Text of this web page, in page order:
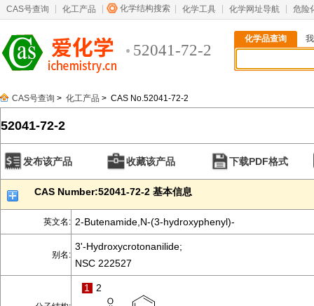
CAS号查询 化工产品 化学结构搜索 化学工具 化学网址导航 危险
52041-72-2
化学品查询
CAS号查询 > 化工产品 > CAS No.52041-72-2
52041-72-2
发布该产品 收藏该产品 下载PDF格式
CAS Number:52041-72-2 基本信息
英文名: 2-Butenamide,N-(3-hydroxyphenyl)-
别名:
3'-Hydroxycrotonanilide;
NSC 222527
1 2